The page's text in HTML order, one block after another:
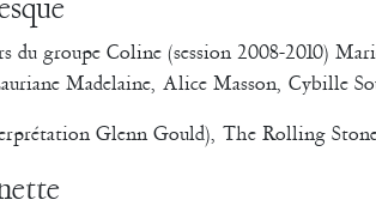
du groupe Coline (session 2008-2010)
Madelaine, Alice Masson, Cybille
Glenn Gould), The Rolling